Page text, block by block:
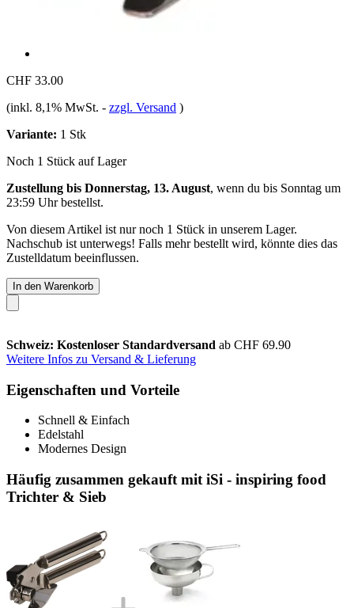
CHF 33.00
(inkl. 8,1% MwSt. - zzgl. Versand )
Variante: 1 Stk
Noch 1 Stück auf Lager
Zustellung bis Donnerstag, 13. August, wenn du bis Sonntag um
23:59 Uhrbestellst.
Von diesem Artikel ist nur noch 1 Stück in unserem Lager.
Nachschub ist unterwegs! Falls mehr bestellt wird, könnte dies das
Zustelldatum beeinflussen.
In den Warenkorb
Schweiz: Kostenloser Standardversand ab CHF 69.90
Weitere Infos zu Versand & Lieferung
Eigenschaften und Vorteile
Schnell & Einfach
Edelstahl
Modernes Design
Häufig zusammen gekauft mit iSi - inspiring food
Trichter & Sieb